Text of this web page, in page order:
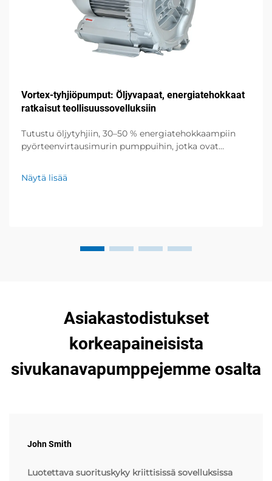
Vortex-tyhjiöpumput: Öljyvapaat, energiatehokkaat
ratkaisut teollisuussovelluksiin
Tutustu öljytyhjiin, 30–50 % energiatehokkaampiin
pyörteenvirtausimurin pumppuihin, jotka ovat
elintarvikkeiden pakkauksiin. Nollapäästöjä, alhainen
melutaso, kansainvälinen tuki. Pyydä tarjous jo
Näytä lisää
Asiakastodistukset
korkeapaineisista
sivukanavapumppejemme osalta
John Smith
Luotettava suorituskyky kriittisissä sovelluksissa